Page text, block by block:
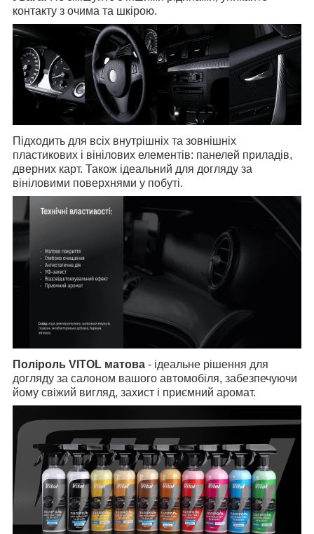
контакту з очима та шкірою.
Підходить для всіх внутрішніх та зовнішніх
пластикових і вінілових елементів: панелей приладів,
дверних карт. Також ідеальний для догляду за
вініловими поверхнями у побуті.
Поліроль VITOL матова - ідеальне рішення для
догляду за салоном вашого автомобіля, забезпечуючи
йому свіжий вигляд, захист і приємний аромат.